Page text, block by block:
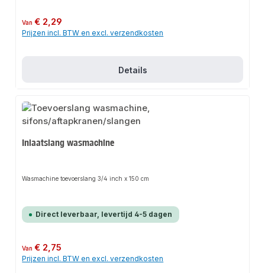
Normale prijs:
Van€ 2,29
Prijzen incl. BTW en excl. verzendkosten
Details
Inlaatslang wasmachine
Wasmachine toevoerslang 3/4 inch x 150 cm
Direct leverbaar, levertijd 4-5 dagen
Normale prijs:
Van€ 2,75
Prijzen incl. BTW en excl. verzendkosten